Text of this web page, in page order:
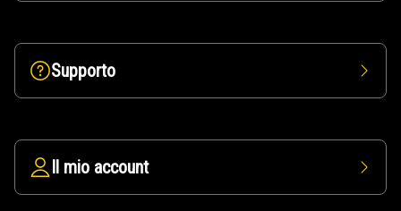
Supporto
Il mio account